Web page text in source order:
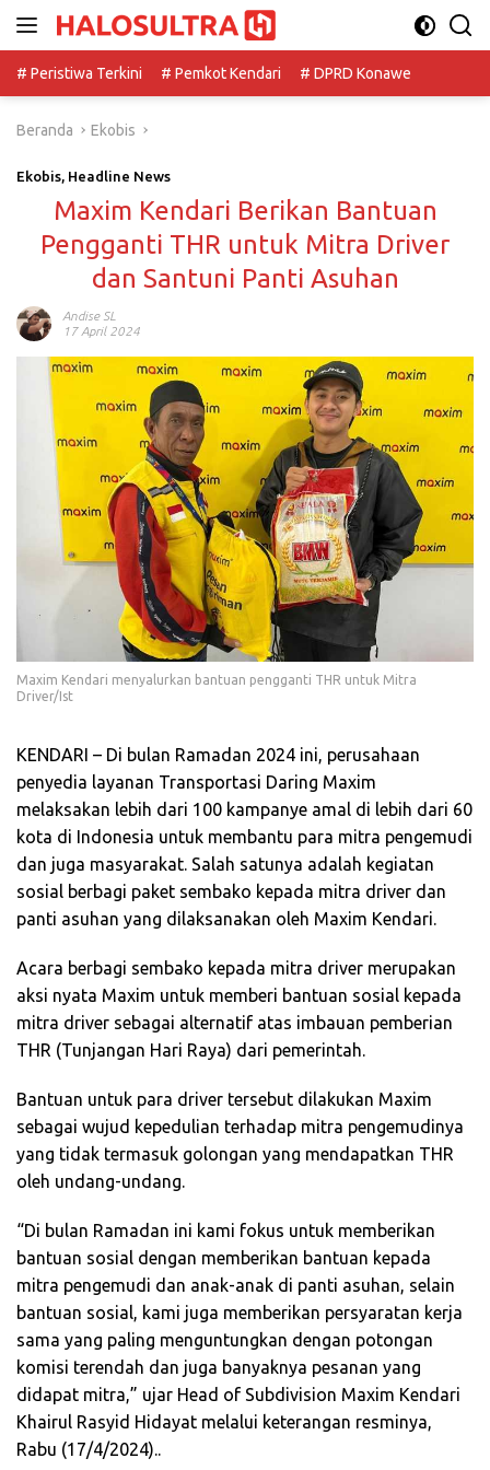
# Peristiwa Terkini
# Pemkot Kendari # DPRD Konawe
Beranda Ekobis
Ekobis, Headline News
Maxim Kendari Berikan Bantuan
Pengganti THR untuk Mitra Driver
dan Santuni Panti Asuhan
Andise SL
17 April 2024
Maxim Kendari menyalurkan bantuan pengganti THR untuk Mitra
Driver/Ist
KENDARI – Di bulan Ramadan 2024 ini, perusahaan
penyedia layanan Transportasi Daring Maxim
melaksakan lebih dari 100 kampanye amal di lebih dari 60
kota di Indonesia untuk membantu para mitra pengemudi
dan juga masyarakat. Salah satunya adalah kegiatan
sosial berbagi paket sembako kepada mitra driver dan
panti asuhan yang dilaksanakan oleh Maxim Kendari.
Acara berbagi sembako kepada mitra driver merupakan
aksi nyata Maxim untuk memberi bantuan sosial kepada
mitra driver sebagai alternatif atas imbauan pemberian
THR (Tunjangan Hari Raya) dari pemerintah.
Bantuan untuk para driver tersebut dilakukan Maxim
sebagai wujud kepedulian terhadap mitra pengemudinya
yang tidak termasuk golongan yang mendapatkan THR
oleh undang-undang.
“Di bulan Ramadan ini kami fokus untuk memberikan
bantuan sosial dengan memberikan bantuan kepada
mitra pengemudi dan anak-anak di panti asuhan, selain
bantuan sosial, kami juga memberikan persyaratan kerja
sama yang paling menguntungkan dengan potongan
komisi terendah dan juga banyaknya pesanan yang
didapat mitra,” ujar Head of Subdivision Maxim Kendari
Khairul Rasyid Hidayat melalui keterangan resminya,
Rabu (17/4/2024)..